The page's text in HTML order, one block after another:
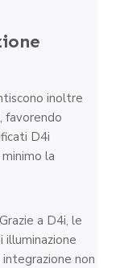
inoltre
favorendo
D4i
la
Grazie a D4i, le
non